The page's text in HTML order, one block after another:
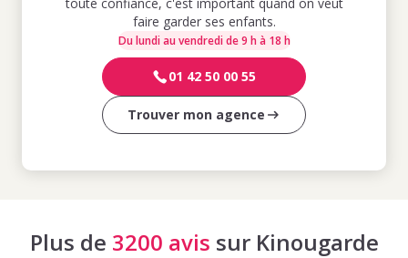
faire garder ses enfants.
Du lundi au vendredi de 9 h à 18 h
01 42 50 00 55
Trouver mon agence
Plus de 3200 avis sur Kinougarde